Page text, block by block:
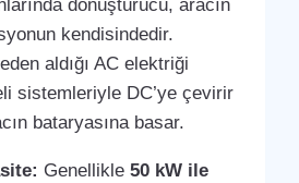
dönüştürücü, aracın
kendisindedir.
aldığı AC elektriği
sistemleriyle DC’ye çevirir
bataryasına basar.
Genellikle50 kW ile